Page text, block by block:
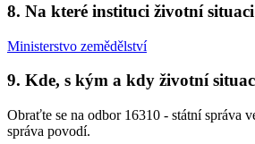
8. Na které instituci životní
Ministerstvo zemědělství
9. Kde, s kým a kdy životní
Obraťte se na odbor 16310 - státní správa
správa povodí.